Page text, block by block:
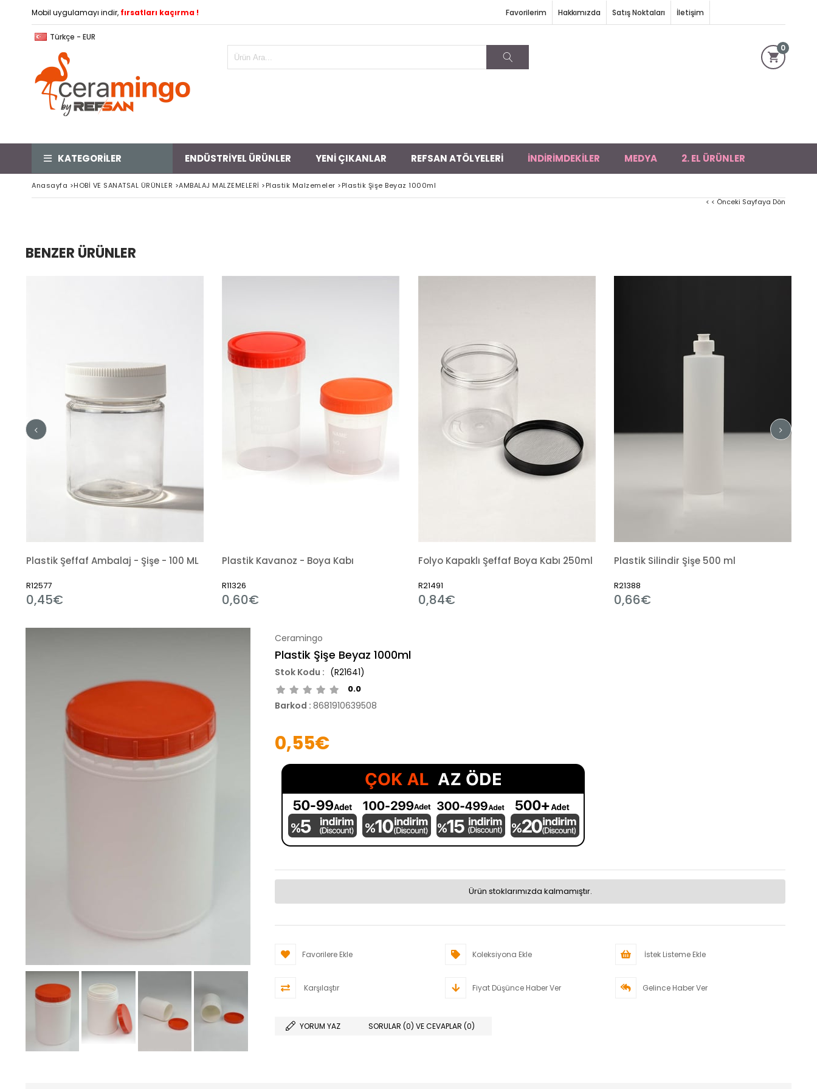
Mobil uygulamayı indir, fırsatları kaçırma ! Hakkımızda Satış Noktaları İletişim
Favorilerim
Türkçe - EUR
0
KATEGORİLER ENDÜSTRİYEL ÜRÜNLER YENİ ÇIKANLAR REFSAN ATÖLYELERİ İNDİRİMDEKİLER MEDYA 2. EL ÜRÜNLER
Anasayfa >HOBİ VE SANATSAL ÜRÜNLER >AMBALAJ MALZEMELERİ >Plastik Malzemeler >Plastik Şişe Beyaz 1000ml
< < Önceki Sayfaya Dön
BENZER ÜRÜNLER
Plastik Şeffaf Ambalaj - Şişe - 100 ML
R12577
0,45€
Plastik Kavanoz - Boya Kabı
R11326
0,60€
Folyo Kapaklı Şeffaf Boya Kabı 250ml
R21491
0,84€
Plastik Silindir Şişe 500 ml
R21388
0,66€
Ceramingo
Plastik Şişe Beyaz 1000ml
(R21641)
0.0
Barkod : 8681910639508
0,55€
Ürün stoklarımızda kalmamıştır.
Favorilere Ekle Koleksiyona Ekle İstek Listeme Ekle
Karşılaştır Fiyat Düşünce Haber Ver Gelince Haber Ver
YORUM YAZ SORULAR (0) VE CEVAPLAR (0)